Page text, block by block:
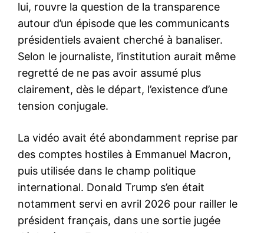
lui, rouvre la question de la transparence
autour d’un épisode que les communicants
présidentiels avaient cherché à banaliser.
Selon le journaliste, l’institution aurait même
regretté de ne pas avoir assumé plus
clairement, dès le départ, l’existence d’une
tension conjugale.
La vidéo avait été abondamment reprise par
des comptes hostiles à Emmanuel Macron,
puis utilisée dans le champ politique
international. Donald Trump s’en était
notamment servi en avril 2026 pour railler le
président français, dans une sortie jugée